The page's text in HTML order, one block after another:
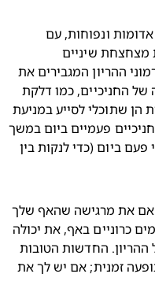
– חניכיים אדומות ונפוחות, עם
רגישות ונטייה לדימום בכל פעם שאת מצחצחת שיניים
ומשתמשת בחוט דנטלי, נגרמות מהורמוני ההריון המגבירים את
הסיכוי שלך לחלות בדלקת או במחלה של החניכיים, כמו דלקת
חניכיים (gingivitis). החדשות הטובות הן שתוכלי לסייע במניעת
בעיות אלה על ידי צחצוח השיניים והחניכיים פעמיים ביום במשך
שתי דקות כל פעם, וניקוי בחוט דנטלי פעם ביום (כדי לנקות בין
– את לא מדמיינת! אם את מרגישה שהאף שלך
כל הזמן סתום או שאת סובלת מדימומים כרוניים באף, את יכולה
להאשים את ההורמונים המציקים של ההריון. החדשות הטובות
הן שתופעת דלקת האף בהריון היא תופעה זמנית; אם יש לך את